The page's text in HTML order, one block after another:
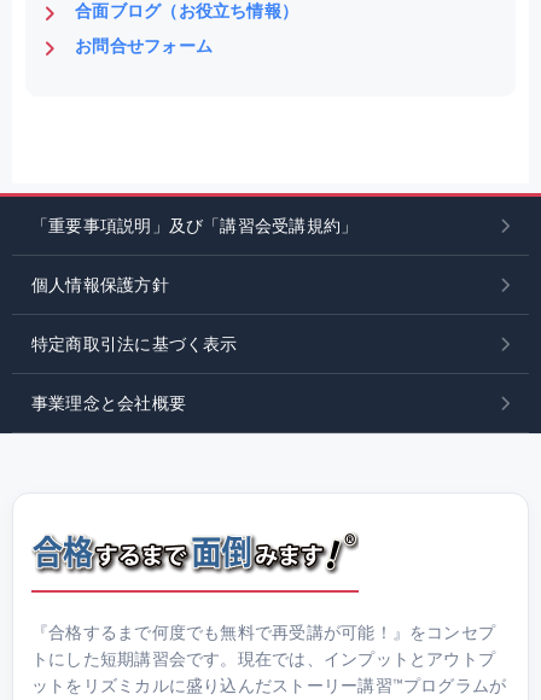
合面ブログ（お役立ち情報）
お問合せフォーム
「重要事項説明」及び「講習会受講規約」
個人情報保護方針
特定商取引法に基づく表示
事業理念と会社概要
『合格するまで何度でも無料で再受講が可能！』をコンセプ
トにした短期講習会です。現在では、インプットとアウトプ
ットをリズミカルに盛り込んだストーリー講習™プログラムが